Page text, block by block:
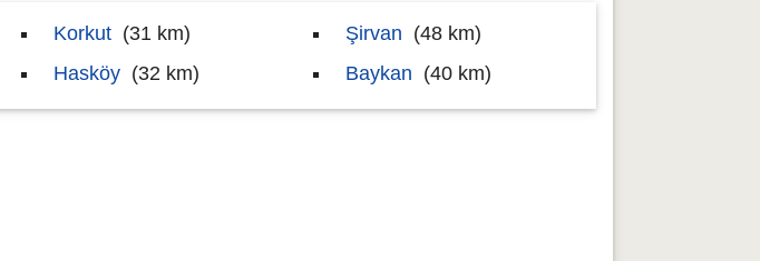
Korkut (31 km)
Hasköy (32 km)
Şirvan (48 km)
Baykan (40 km)